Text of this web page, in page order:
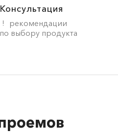
Консультация
рекомендации
по выбору продукта